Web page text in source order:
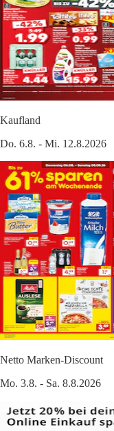
Kaufland
Do. 6.8. - Mi. 12.8.2026
Netto Marken-Discount
Mo. 3.8. - Sa. 8.8.2026